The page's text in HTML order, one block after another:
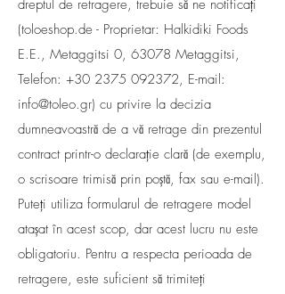
dreptul de retragere, trebuie să ne notificați
(toloeshop.de - Proprietar: Halkidiki Foods
E.E., Metaggitsi 0, 63078 Metaggitsi,
Telefon: +30 2375 092372, E-mail:
info@toleo.gr) cu privire la decizia
dumneavoastră de a vă retrage din prezentul
contract printr-o declarație clară (de exemplu,
o scrisoare trimisă prin poștă, fax sau e-mail).
Puteți utiliza formularul de retragere model
atașat în acest scop, dar acest lucru nu este
obligatoriu. Pentru a respecta perioada de
retragere, este suficient să trimiteți